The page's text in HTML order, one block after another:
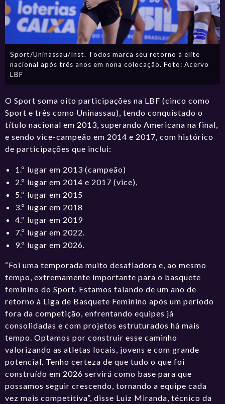
Sport/Uninassau/Inst. Todos marca seu retorno à elite
nacional após três anos em nona colocação. Foto: Acervo
LBF
O Sport soma oito participações na LBF (cinco como
Sport e três como Uninassau), tendo conquistado o
título nacional em 2013, superando Americana na final,
e sendo vice-campeão em 2014 e 2017, com histórico
de participações que inclui:
1.º lugar em 2013 (campeão)
2.º lugar em 2014 e 2017 (vice),
5.º lugar em 2015
3.º lugar em 2018
4.º lugar em 2019
7.º lugar em 2022.
9.º lugar em 2026.
“Foi uma temporada muito desafiadora e, ao mesmo
tempo, extremamente importante para o basquete
feminino do Sport. Estamos falando de um ano de
retorno à Liga de Basquete Feminino após um período
fora da competição, enfrentando equipes já
consolidadas e com projetos estruturados há mais
tempo. Optamos por construir esse caminho
valorizando as atletas locais, jovens e com grande
potencial. Tenho certeza de que tudo o que foi
construído em 2026 servirá como base para que
possamos seguir crescendo, tornando a equipe cada
vez mais competitiva”, disse Luiz Miranda, técnico da